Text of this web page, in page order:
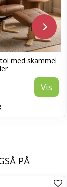
med skammel
Vis
PÅ